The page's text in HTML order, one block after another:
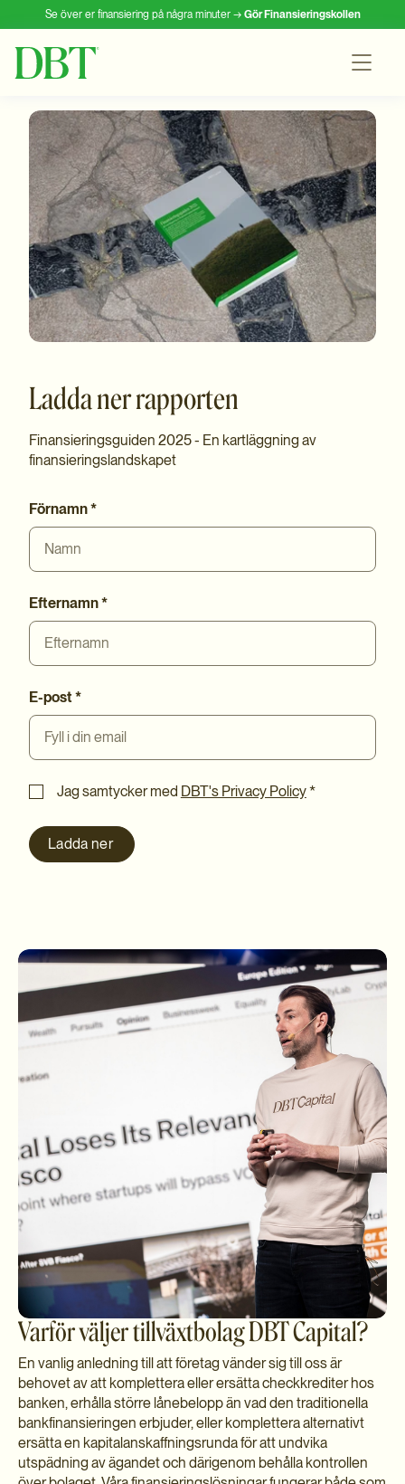
Se över er finansiering på några minuter → Gör Finansieringskollen
Ladda ner rapporten
Finansieringsguiden 2025 - En kartläggning av
finansieringslandskapet
Förnamn*
Efternamn*
E-post*
Jag samtycker med DBT's Privacy Policy*
Varför väljer tillväxtbolag DBT Capital?
En vanlig anledning till att företag vänder sig till oss är
behovet av att komplettera eller ersätta checkkrediter hos
banken, erhålla större lånebelopp än vad den traditionella
bankfinansieringen erbjuder, eller komplettera alternativt
ersätta en kapitalanskaffningsrunda för att undvika
utspädning av ägandet och därigenom behålla kontrollen